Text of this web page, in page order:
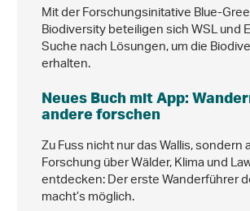
Mit der Forschungsinitative Blue-
Biodiversity beteiligen sich WSL und
Suche nach Lösungen, um die
erhalten.
Neues Buch mit App:
andere forschen
Zu Fuss nicht nur das Wallis, sondern
Forschung über Wälder, Klima und
entdecken: Der erste Wanderführer
macht’s möglich.